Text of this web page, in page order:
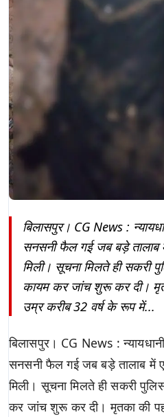
बिलासपुर। CG News :
सनसनी फैल गई जब बड़े तालाब
मिली। सूचना मिलते ही सकरी
कायम कर जांच शुरू कर दी।
उम्र करीब 32 वर्ष के रूप में...
बिलासपुर। CG News :
सनसनी फैल गई जब बड़े तालाब में
मिली। सूचना मिलते ही सकरी
कर जांच शुरू कर दी। मृतका की